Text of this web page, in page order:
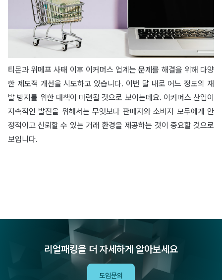
티몬과 위메프 사태 이후 이커머스 업계는 문제를 해결을 위해 다양
한 제도적 개선을 시도하고 있습니다. 이번 달 내로 어느 정도의 재
발 방지를 위한 대책이 마련될 것으로 보이는데요. 이커머스 산업이
지속적인 발전을 위해서는 무엇보다 판매자와 소비자 모두에게 안
정적이고 신뢰할 수 있는 거래 환경을 제공하는 것이 중요할 것으로
보입니다.
리얼패킹을 더 자세하게 알아보세요
도입문의